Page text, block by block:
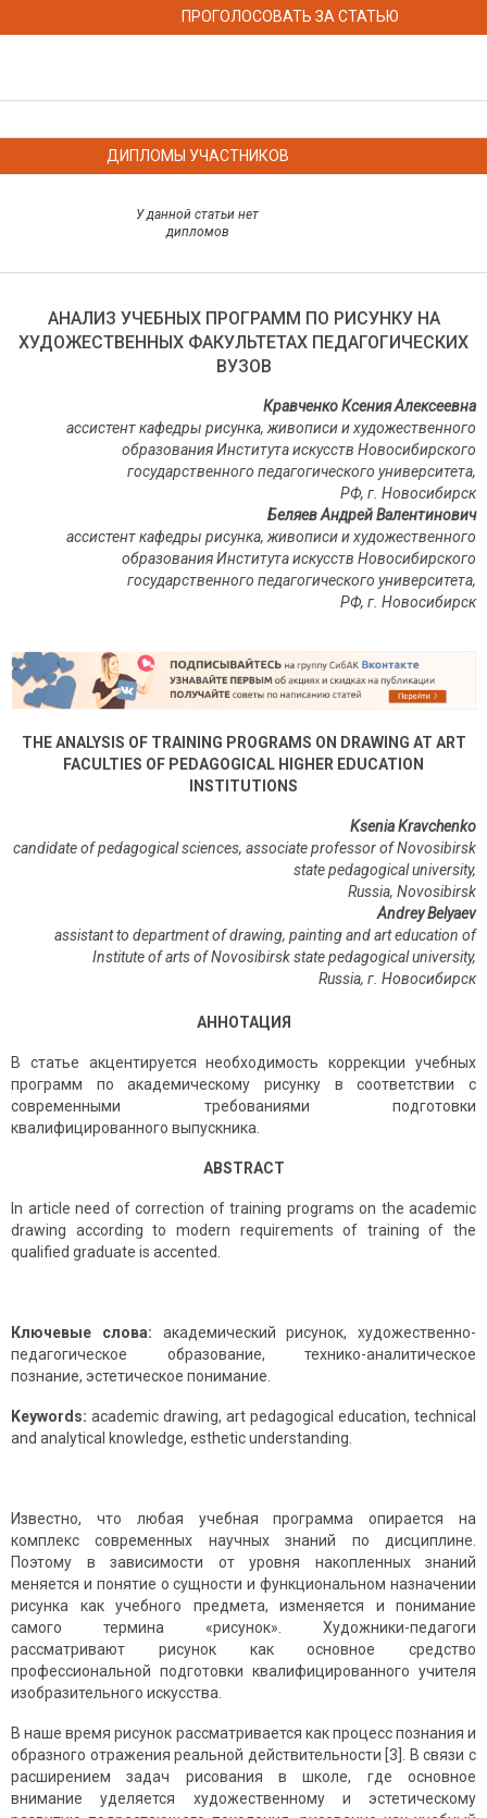
ПРОГОЛОСОВАТЬ ЗА СТАТЬЮ
ДИПЛОМЫ УЧАСТНИКОВ
У данной статьи нет
дипломов
АНАЛИЗ УЧЕБНЫХ ПРОГРАММ ПО РИСУНКУ НА
ХУДОЖЕСТВЕННЫХ ФАКУЛЬТЕТАХ ПЕДАГОГИЧЕСКИХ
ВУЗОВ
Кравченко Ксения Алексеевна
ассистент кафедры рисунка, живописи и художественного
образования Института искусств Новосибирского
государственного педагогического университета,
РФ, г. Новосибирск
Беляев Андрей Валентинович
ассистент кафедры рисунка, живописи и художественного
образования Института искусств Новосибирского
государственного педагогического университета,
РФ, г. Новосибирск
THE ANALYSIS OF TRAINING PROGRAMS ON DRAWING AT ART
FACULTIES OF PEDAGOGICAL HIGHER EDUCATION
INSTITUTIONS
Ksenia Kravchenko
candidate of pedagogical sciences, associate professor of Novosibirsk
state pedagogical university,
Russia, Novosibirsk
Andrey Belyaev
assistant to department of drawing, painting and art education of
Institute of arts of Novosibirsk state pedagogical university,
Russia, г Новосибирск
АННОТАЦИЯ
В статье акцентируется необходимость коррекции учебных
программ по академическому рисунку в соответствии с
современными требованиями подготовки
квалифицированного выпускника.
ABSTRACT
In article need of correction of training programs on the academic
drawing according to modern requirements of training of the
qualified graduate is accented.
Ключевые слова: академический рисунок, художественно-
педагогическое образование, технико-аналитическое
познание, эстетическое понимание.
Keywords: academic drawing, art pedagogical education, technical
and analytical knowledge, esthetic understanding.
Известно, что любая учебная программа опирается на
комплекс современных научных знаний по дисциплине.
Поэтому в зависимости от уровня накопленных знаний
меняется и понятие о сущности и функциональном назначении
рисунка как учебного предмета, изменяется и понимание
самого термина «рисунок». Художники-педагоги
рассматривают рисунок как основное средство
профессиональной подго­товки квалифицированного учителя
изобразительного искусства.
В наше время рисунок рассматривается как процесс познания и
образного отражения реальной действительности [3]. В связи с
расширением задач рисования в школе, где основное
внимание уделяется художественному и эстетическому